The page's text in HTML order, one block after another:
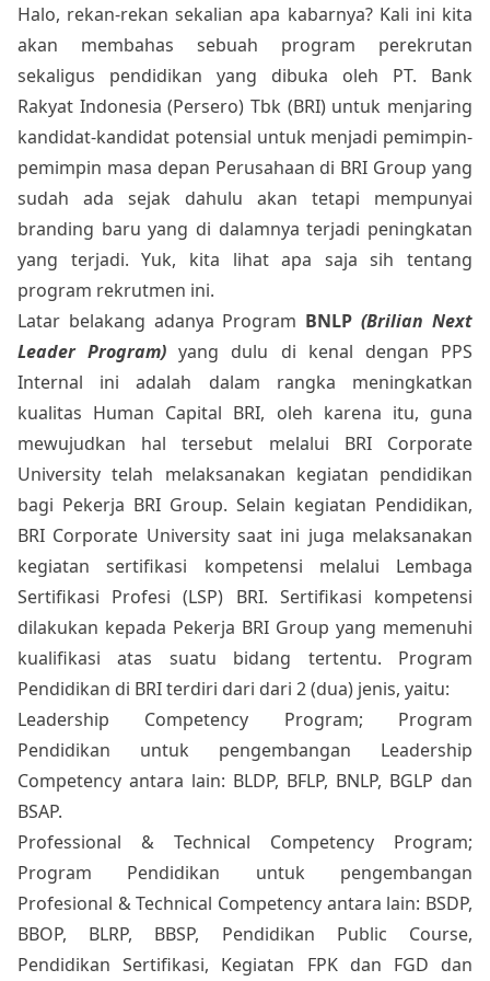
Halo, rekan-rekan sekalian apa kabarnya? Kali ini kita
akan membahas sebuah program perekrutan
sekaligus pendidikan yang dibuka oleh PT. Bank
Rakyat Indonesia (Persero) Tbk (BRI) untuk menjaring
kandidat-kandidat potensial untuk menjadi pemimpin-
pemimpin masa depan Perusahaan di BRI Group yang
sudah ada sejak dahulu akan tetapi mempunyai
branding baru yang di dalamnya terjadi peningkatan
yang terjadi. Yuk, kita lihat apa saja sih tentang
program rekrutmen ini.
Latar belakang adanya Program BNLP (Brilian Next
Leader Program) yang dulu di kenal dengan PPS
Internal ini adalah dalam rangka meningkatkan
kualitas Human Capital BRI, oleh karena itu, guna
mewujudkan hal tersebut melalui BRI Corporate
University telah melaksanakan kegiatan pendidikan
bagi Pekerja BRI Group. Selain kegiatan Pendidikan,
BRI Corporate University saat ini juga melaksanakan
kegiatan sertifikasi kompetensi melalui Lembaga
Sertifikasi Profesi (LSP) BRI. Sertifikasi kompetensi
dilakukan kepada Pekerja BRI Group yang memenuhi
kualifikasi atas suatu bidang tertentu. Program
Pendidikan di BRI terdiri dari dari 2 (dua) jenis, yaitu:
Leadership Competency Program; Program
Pendidikan untuk pengembangan Leadership
Competency antara lain: BLDP, BFLP, BNLP, BGLP dan
BSAP.
Professional & Technical Competency Program;
Program Pendidikan untuk pengembangan
Profesional & Technical Competency antara lain: BSDP,
BBOP, BLRP, BBSP, Pendidikan Public Course,
Pendidikan Sertifikasi, Kegiatan FPK dan FGD dan